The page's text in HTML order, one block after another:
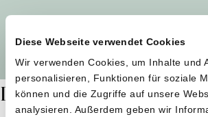
Diese Webseite verwendet Cookies
Wir verwenden Cookies, um Inhalte und
personalisieren, Funktionen für soziale
können und die Zugriffe auf unsere
analysieren. Außerdem geben wir
Dafür stehen wir